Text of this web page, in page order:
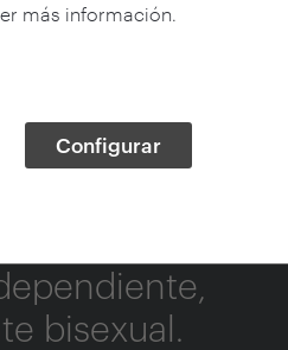
más información.
Configurar
Camaleónica,
y envidiada, y
bisexual.